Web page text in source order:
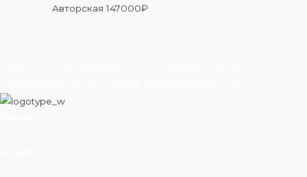
Авторская147000₽